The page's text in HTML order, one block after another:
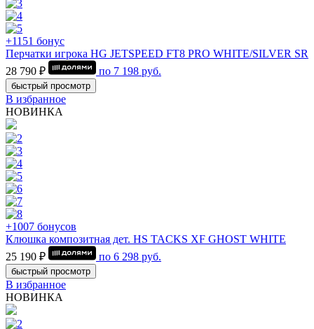
+1151 бонус
Перчатки игрока HG JETSPEED FT8 PRO WHITE/SILVER SR
28 790 ₽
по 7 198 руб.
быстрый просмотр
В избранное
НОВИНКА
+1007 бонусов
Клюшка композитная дет. HS TACKS XF GHOST WHITE
25 190 ₽
по 6 298 руб.
быстрый просмотр
В избранное
НОВИНКА